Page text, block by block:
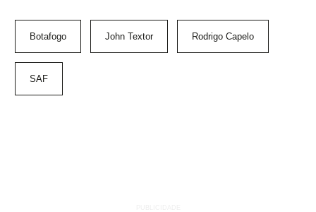
Botafogo John Textor Rodrigo Capelo
SAF